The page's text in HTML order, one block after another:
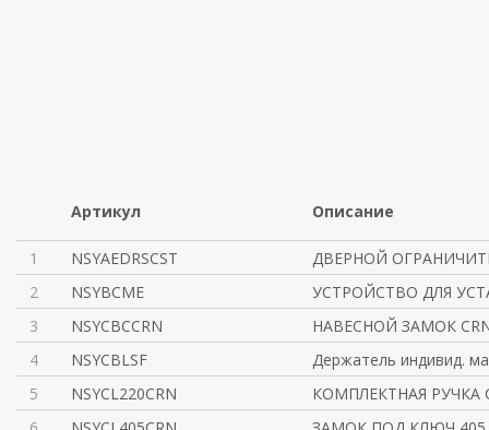
Артикул Описание
1 NSYAEDRSCST
ДВЕРНОЙ
2
NSYBCME
УСТРОЙСТВО ДЛЯ
3
NSYCBCCRN
НАВЕСНОЙ ЗАМОК
4
NSYCBLSF
Держатель индивид.
5
NSYCL220CRN
КОМПЛЕКТНАЯ РУЧКА